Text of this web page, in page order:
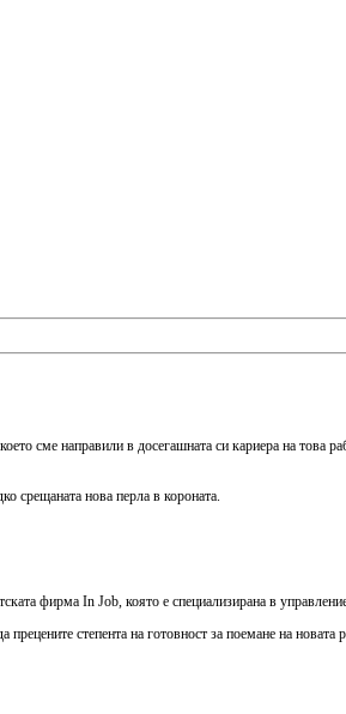
сме направили в досегашната си кариера на това
срещаната нова перла в короната.
фирма In Job, която е специализирана в
степента на готовност за поемане на новата